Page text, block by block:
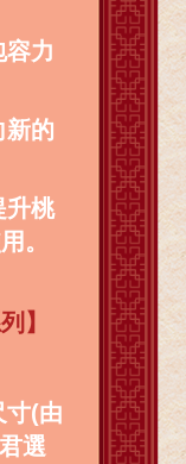
容力
新的
升桃
。
】
寸(由
選